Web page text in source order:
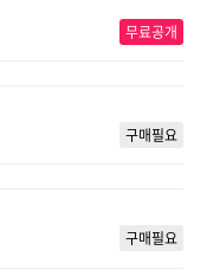
무료공개
구매필요
구매필요